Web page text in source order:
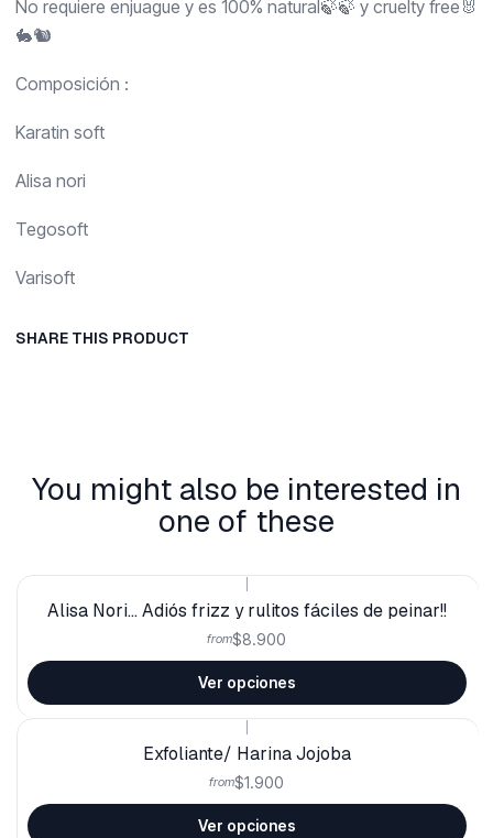
No requiere enjuague y es 100% natural🍃🍃 y cruelty free🐰
🐇🐿️
Composición :
Karatin soft
Alisa nori
Tegosoft
Varisoft
SHARE THIS PRODUCT
You might also be interested in
one of these
Alisa Nori... Adiós frizz y rulitos fáciles de peinar!!
from$8.900
Ver opciones
Exfoliante/ Harina Jojoba
from$1.900
Ver opciones